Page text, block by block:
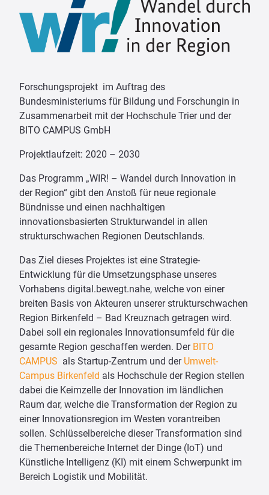
Forschungsprojekt im Auftrag des
Bundesministeriums für Bildung und Forschungin in
Zusammenarbeit mit der Hochschule Trier und der
BITO CAMPUS GmbH
Projektlaufzeit: 2020 – 2030
Das Programm „WIR! – Wandel durch Innovation in
der Region“ gibt den Anstoß für neue regionale
Bündnisse und einen nachhaltigen
innovationsbasierten Strukturwandel in allen
strukturschwachen Regionen Deutschlands.
Das Ziel dieses Projektes ist eine Strategie-
Entwicklung für die Umsetzungsphase unseres
Vorhabens digital.bewegt.nahe, welche von einer
breiten Basis von Akteuren unserer strukturschwachen
Region Birkenfeld – Bad Kreuznach getragen wird.
Dabei soll ein regionales Innovationsumfeld für die
gesamte Region geschaffen werden. Der BITO
CAMPUS als Startup-Zentrum und der Umwelt-
Campus Birkenfeld als Hochschule der Region stellen
dabei die Keimzelle der Innovation im ländlichen
Raum dar, welche die Transformation der Region zu
einer Innovationsregion im Westen vorantreiben
sollen. Schlüsselbereiche dieser Transformation sind
die Themenbereiche Internet der Dinge (IoT) und
Künstliche Intelligenz (KI) mit einem Schwerpunkt im
Bereich Logistik und Mobilität.